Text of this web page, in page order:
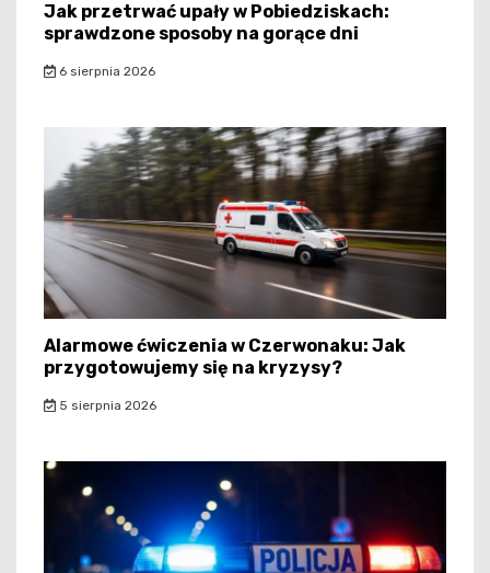
Jak przetrwać upały w Pobiedziskach:
sprawdzone sposoby na gorące dni
6 sierpnia 2026
Alarmowe ćwiczenia w Czerwonaku: Jak
przygotowujemy się na kryzysy?
5 sierpnia 2026